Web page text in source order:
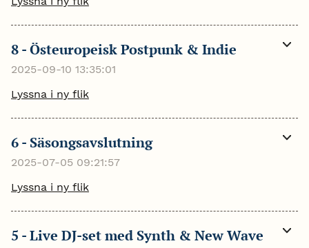
8 - Östeuropeisk Postpunk & Indie
2025-09-10 13:35:01
Lyssna i ny flik
Visa
6 - Säsongsavslutning
2025-07-05 09:21:57
Lyssna i ny flik
Visa
5 - Live DJ-set med Synth & New Wave
Visa